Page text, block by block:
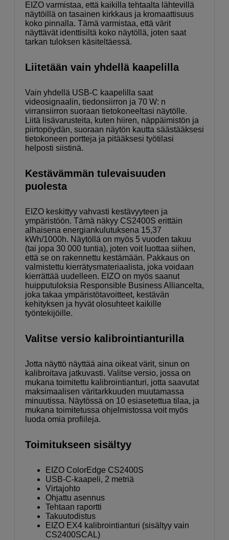
EIZO varmistaa, että kaikilla tehtaalta lähtevillä
näytöillä on tasainen kirkkaus ja kromaattisuus
koko pinnalla. Tämä varmistaa, että värit
näyttävät identtisiltä koko näytöllä, joten saat
tarkan tuloksen käsiteltäessä.
Liitetään vain yhdellä kaapelilla
Vain yhdellä USB-C kaapelilla saat
videosignaalin, tiedonsiirron ja 70 W: n
virransiirron suoraan tietokoneeltasi näytölle.
Liitä lisävarusteita, kuten hiiren, näppäimistön ja
piirtopöydän, suoraan näytön kautta säästääksesi
tietokoneen portteja ja pitääksesi työtilasi
helposti siistinä.
Kestävämmän tulevaisuuden
puolesta
EIZO keskittyy vahvasti kestävyyteen ja
ympäristöön. Tämä näkyy CS2400S erittäin
alhaisena energiankulutuksena 15,37
kWh/1000h. Näytöllä on myös 5 vuoden takuu
(tai jopa 30 000 tuntia), joten voit luottaa siihen,
että se on rakennettu kestämään. Pakkaus on
valmistettu kierrätysmateriaalista, joka voidaan
kierrättää uudelleen. EIZO on myös saanut
huipputuloksia Responsible Business Alliancelta,
joka takaa ympäristötavoitteet, kestävän
kehityksen ja hyvät olosuhteet kaikille
työntekijöille.
Valitse versio kalibrointianturilla
Jotta näyttö näyttää aina oikeat värit, sinun on
kalibroitava jatkuvasti. Valitse versio, jossa on
mukana toimitettu kalibrointianturi, jotta saavutat
maksimaalisen väritarkkuuden muutamassa
minuutissa. Näytössä on 10 esiasetettua tilaa, ja
mukana toimitetussa ohjelmistossa voit myös
luoda omia profiileja.
Toimitukseen sisältyy
EIZO ColorEdge CS2400S
USB-C-kaapeli, 2 metriä
Virtajohto
Ohjattu asennus
Tehtaan raportti
Takuutodistus
EIZO EX4 kalibrointianturi (sisältyy vain
CS2400SCAL)